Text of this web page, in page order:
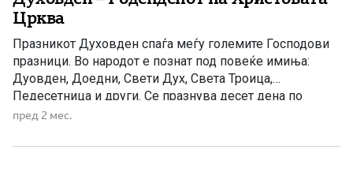
Црква
Празникот Духовден спаѓа меѓу големите Господови
празници. Во народот е познат под повеќе имиња:
Дуовден, Доедни, Свети Дух, Света Троица,
Педесетница и други. Се празнува десет дена по
Спасовден, односно Вознесението Христово, и педесет
Празникот се нарекува и Педесетница не само затоа
пред 2 мес.